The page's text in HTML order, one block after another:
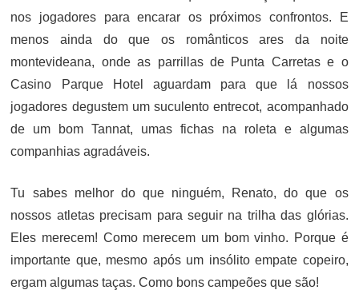
nos jogadores para encarar os próximos confrontos. E
menos ainda do que os românticos ares da noite
montevideana, onde as parrillas de Punta Carretas e o
Casino Parque Hotel aguardam para que lá nossos
jogadores degustem um suculento entrecot, acompanhado
de um bom Tannat, umas fichas na roleta e algumas
companhias agradáveis.
Tu sabes melhor do que ninguém, Renato, do que os
nossos atletas precisam para seguir na trilha das glórias.
Eles merecem! Como merecem um bom vinho. Porque é
importante que, mesmo após um insólito empate copeiro,
ergam algumas taças. Como bons campeões que são!